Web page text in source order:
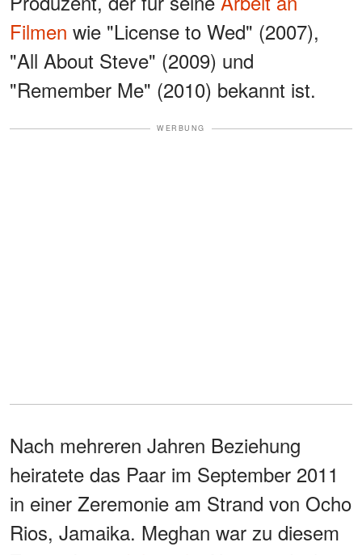
Filmen wie "License to Wed" (2007),
"All About Steve" (2009) und
"Remember Me" (2010) bekannt ist.
WERBUNG
Nach mehreren Jahren Beziehung
heiratete das Paar im September 2011
in einer Zeremonie am Strand von Ocho
Rios, Jamaika. Meghan war zu diesem